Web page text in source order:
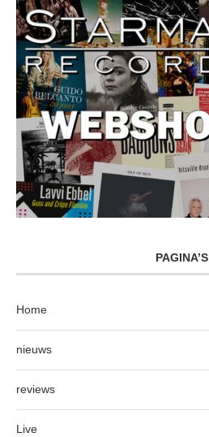
PAGINA’S
Home
nieuws
reviews
Live